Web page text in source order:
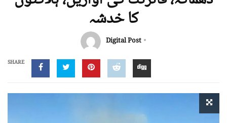
کا خدشہ
Digital Post
SHARE